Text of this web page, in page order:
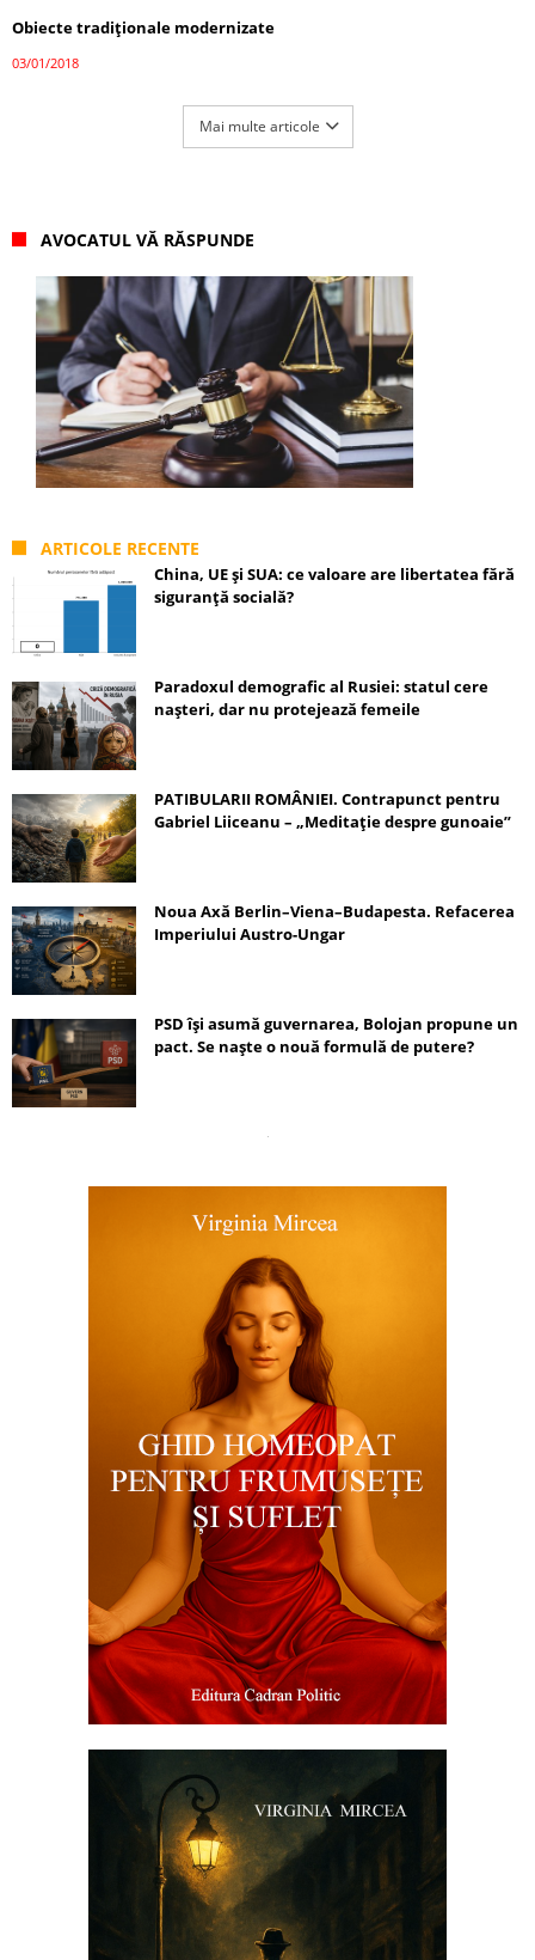
Obiecte tradiționale modernizate
03/01/2018
Mai multe articole
AVOCATUL VĂ RĂSPUNDE
ARTICOLE RECENTE
China, UE și SUA: ce valoare are libertatea fără
siguranță socială?
Paradoxul demografic al Rusiei: statul cere
nașteri, dar nu protejează femeile
PATIBULARII ROMÂNIEI. Contrapunct pentru
Gabriel Liiceanu – „Meditație despre gunoaie”
Noua Axă Berlin–Viena–Budapesta. Refacerea
Imperiului Austro-Ungar
PSD își asumă guvernarea, Bolojan propune un
pact. Se naște o nouă formulă de putere?